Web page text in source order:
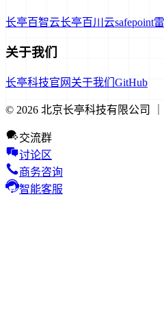
长亭百智云长亭百川云safepoint
关于我们
长亭科技官网 关于我们 GitHub
© 2026 北京长亭科技有限公司 ｜
交流群
讨论区
商务咨询
智能客服